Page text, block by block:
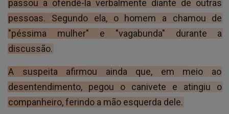
passou a ofendê-la verbalmente diante de outras
pessoas. Segundo ela, o homem a chamou de
"péssima mulher" e "vagabunda" durante a
discussão.
A suspeita afirmou ainda que, em meio ao
desentendimento, pegou o canivete e atingiu o
companheiro, ferindo a mão esquerda dele.